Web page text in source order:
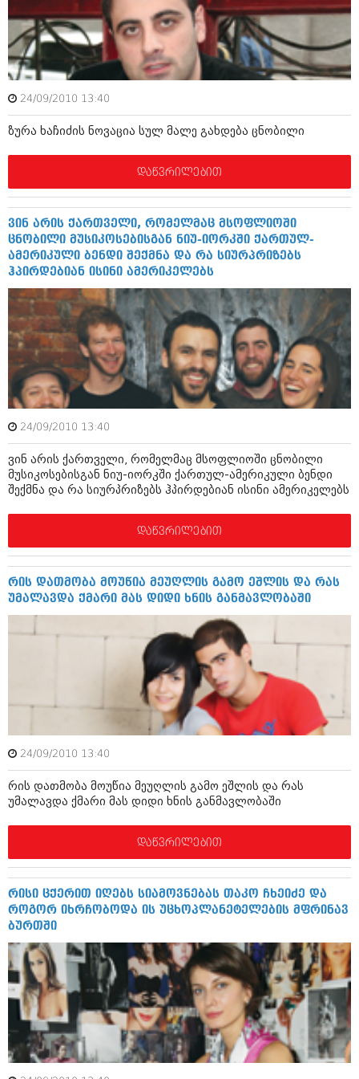
იანვარი 2016 (206)
დეკემბერი 2015 (207)
ნოემბერი 2015 (264)
ოქტომბერი 2015 (204)
სექტემბერი 2015 (215)
ივლისი 2015 (173)
მაისი 2015 (194)
აპრილი 2015 (208)
მარტი 2015 (365)
თებერვალი 2015 (286)
დეკემბერი 2014 (342)
ნოემბერი 2014 (290)
ოქტომბერი 2014 (292)
სექტემბერი 2014 (394)
ივლისი 2014 (313)
ივნისი 2014 (366)
მაისი 2014 (313)
აპრილი 2014 (290)
მარტი 2014 (413)
თებერვალი 2014 (318)
იანვარი 2014 (297)
დეკემბერი 2013 (365)
ნოემბერი 2013 (279)
ოქტომბერი 2013 (256)
სექტემბერი 2013 (368)
აგვისტო 2013 (89)
ივლისი 2013 (182)
მაისი 2013 (259)
მარტი 2013 (352)
იანვარი 2013 (334)
დეკემბერი 2012 (98)
ოქტომბერი 2012 (350)
სექტემბერი 2012 (264)
აგვისტო 2012 (268)
ივლისი 2012 (322)
ივნისი 2012 (282)
მაისი 2012 (240)
აპრილი 2012 (294)
მარტი 2012 (259)
იანვარი 2012 (322)
ნოემბერი 2011 (471)
სექტემბერი 2011 (407)
აგვისტო 2011 (249)
ივლისი 2011 (400)
ივნისი 2011 (438)
მაისი 2011 (415)
აპრილი 2011 (294)
თებერვალი 2011 (329)
იანვარი 2011 (647)
(157)
დეკემბერი 2010 (881)
ნოემბერი 2010 (422)
ოქტომბერი 2010 (341)
სექტემბერი 2010 (449)
აგვისტო 2010 (461)
24/09/2010 13:40
ზურა ხაჩიძის ნოვაცია სულ მალე გახდება ცნობილი
დაწვრილებით
ვინ არის ქართველი, რომელმაც მსოფლიოში
ცნობილი მუსიკოსებისგან ნიუ-იორკში ქართულ-
ამერიკული ბენდი შექმნა და რა სიურპრიზებს
ჰპირდებიან ისინი ამერიკელებს
24/09/2010 13:40
ვინ არის ქართველი, რომელმაც მსოფლიოში ცნობილი
მუსიკოსებისგან ნიუ-იორკში ქართულ-ამერიკული ბენდი
შექმნა და რა სიურპრიზებს ჰპირდებიან ისინი ამერიკელებს
დაწვრილებით
რის დათმობა მოუწია მეუღლის გამო ეშლის და რას
უმალავდა ქმარი მას დიდი ხნის განმავლობაში
24/09/2010 13:40
რის დათმობა მოუწია მეუღლის გამო ეშლის და რას
უმალავდა ქმარი მას დიდი ხნის განმავლობაში
დაწვრილებით
რისი ცქერით იღებს სიამოვნებას თაკო ჩხეიძე და
როგორ იხრჩობოდა ის უცხოპლანეტელების მფრინავ
ბურთში